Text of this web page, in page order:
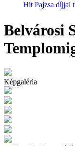
Hit Pajzsa díjjal
Belvárosi
Képgaléria